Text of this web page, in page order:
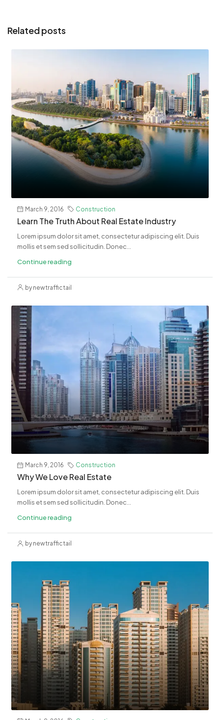
Related posts
March 9, 2016 Construction
Learn The Truth About Real Estate Industry
Lorem ipsum dolor sit amet, consectetur adipiscing elit. Duis
mollis et sem sed sollicitudin. Donec...
Continue reading
by newtraffictail
March 9, 2016 Construction
Why We Love Real Estate
Lorem ipsum dolor sit amet, consectetur adipiscing elit. Duis
mollis et sem sed sollicitudin. Donec...
Continue reading
by newtraffictail